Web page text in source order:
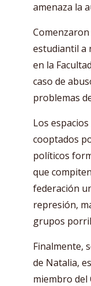
amenaza la
estudiantil a
en la
caso de
problemas
Los
cooptados
políticos
que
federación
represión,
grupos
Finalmente,
de Natalia,
miembro del